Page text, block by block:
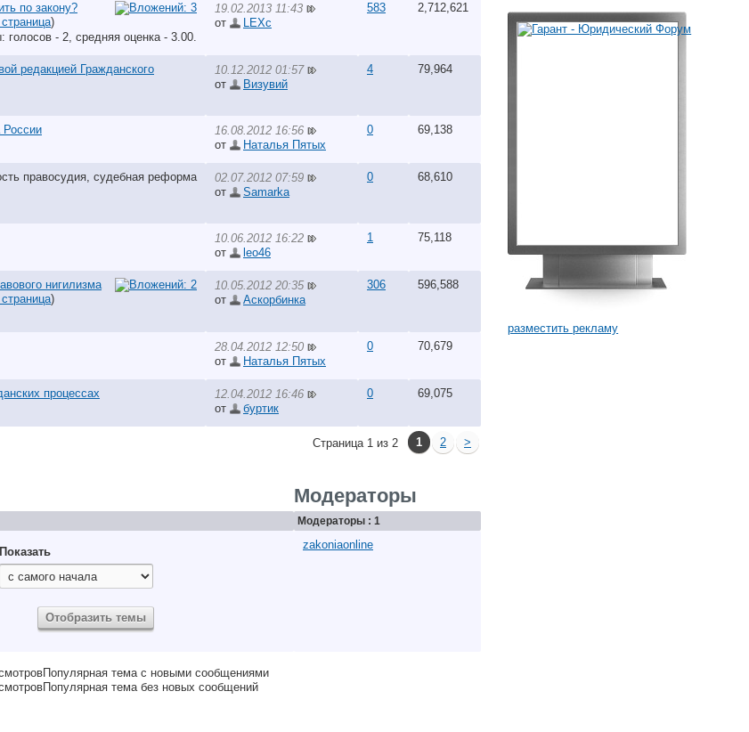
по закону?
)
19.02.2013 11:43
от
LEXc
583 2,712,621
редакцией Гражданского
10.12.2012 01:57
от
Визувий
4 79,964
России
16.08.2012 16:56
от
Наталья Пятых
0 69,138
02.07.2012 07:59
от
Samarka
0 68,610
10.06.2012 16:22
от
leo46
1 75,118
нигилизма
)
10.05.2012 20:35
от
Аскорбинка
306 596,588
28.04.2012 12:50
от
Наталья Пятых
0 70,679
процессах
12.04.2012 16:46
от
буртик
0 69,075
Страница 1 из 2 1 2 >
Модераторы
Модераторы : 1
Показать
zakoniaonline
Популярная тема с новыми сообщениями
Популярная тема без новых сообщений
разместить рекламу